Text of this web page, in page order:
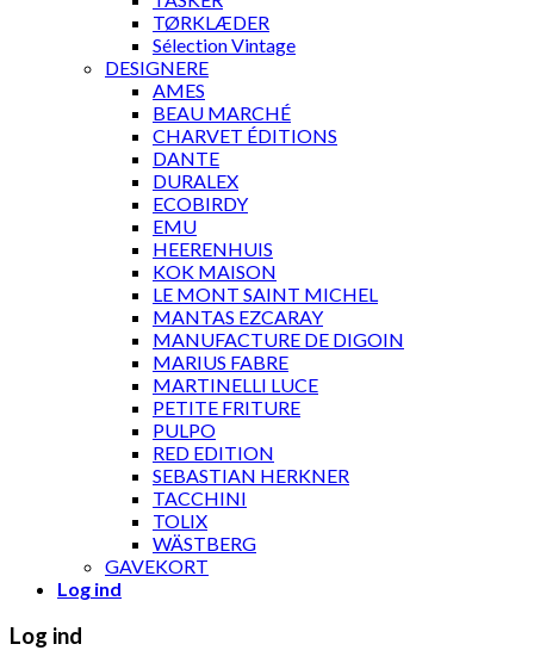
TØRKLÆDER
Sélection Vintage
DESIGNERE
AMES
BEAU MARCHÉ
CHARVET ÉDITIONS
DANTE
DURALEX
ECOBIRDY
EMU
HEERENHUIS
KOK MAISON
LE MONT SAINT MICHEL
MANTAS EZCARAY
MANUFACTURE DE DIGOIN
MARIUS FABRE
MARTINELLI LUCE
PETITE FRITURE
PULPO
RED EDITION
SEBASTIAN HERKNER
TACCHINI
TOLIX
WÄSTBERG
GAVEKORT
Log ind
Log ind